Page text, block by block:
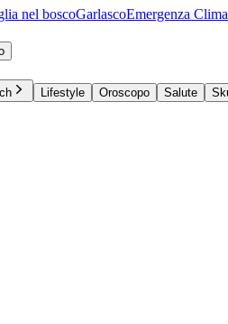
nel boscoGarlascoEmergenza Clima
Lifestyle Oroscopo Salute